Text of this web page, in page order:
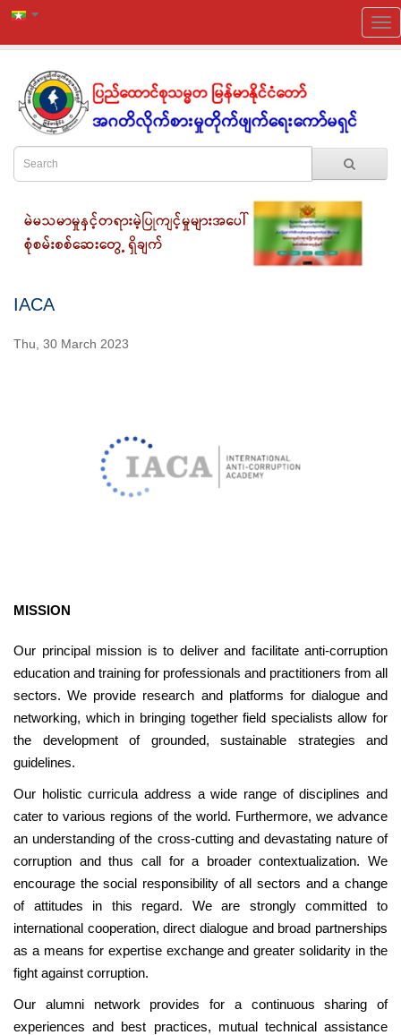
IACA
Thu, 30 March 2023
MISSION
Our principal mission is to deliver and facilitate anti-corruption
education and training for professionals and practitioners from all
sectors. We provide research and platforms for dialogue and
networking, which in bringing together field specialists allow for
the development of grounded, sustainable strategies and
guidelines.
Our holistic curricula address a wide range of disciplines and
cater to various regions of the world. Furthermore, we advance
an understanding of the cross-cutting and devastating nature of
corruption and thus call for a broader contextualization. We
encourage the social responsibility of all sectors and a change
of attitudes in this regard. We are strongly committed to
international cooperation, direct dialogue and broad partnerships
as a means for expertise exchange and greater solidarity in the
fight against corruption.
Our alumni network provides for a continuous sharing of
experiences and best practices, mutual technical assistance